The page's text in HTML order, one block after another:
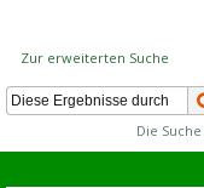
Zur erweiterten Suche
Die